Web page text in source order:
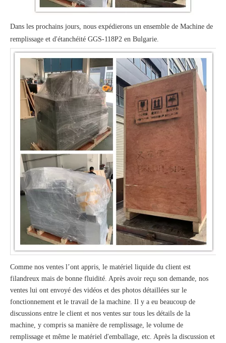
Dans les prochains jours, nous expédierons un ensemble de Machine de
remplissage et d'étanchéité GGS-118P2 en Bulgarie.
Comme nos ventes l’ont appris, le matériel liquide du client est
filandreux mais de bonne fluidité. Après avoir reçu son demande, nos
ventes lui ont envoyé des vidéos et des photos détaillées sur le
fonctionnement et le travail de la machine. Il y a eu beaucoup de
discussions entre le client et nos ventes sur tous les détails de la
machine, y compris sa manière de remplissage, le volume de
remplissage et même le matériel d'emballage, etc. Après la discussion et